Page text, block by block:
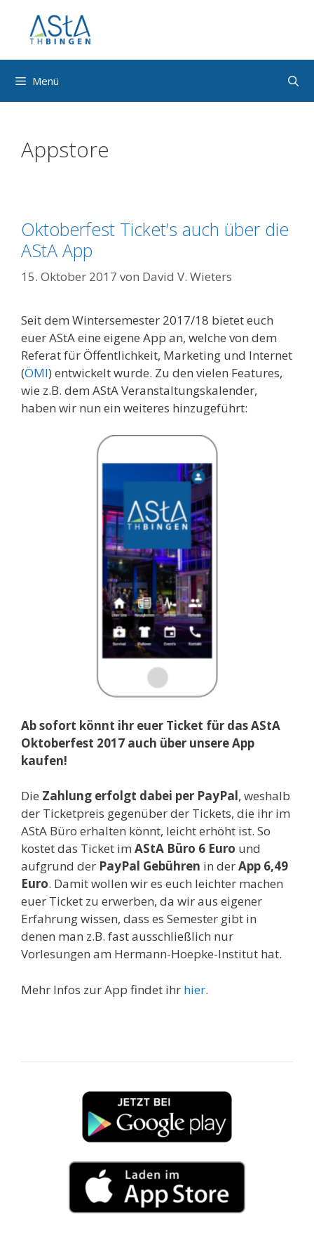
springen
Menü
Appstore
Oktoberfest Ticket’s auch über die
AStA App
15. Oktober 2017 von David V. Wieters
Seit dem Wintersemester 2017/18 bietet euch
euer AStA eine eigene App an, welche von dem
Referat für Öffentlichkeit, Marketing und Internet
(ÖMI) entwickelt wurde. Zu den vielen Features,
wie z.B. dem AStA Veranstaltungskalender,
haben wir nun ein weiteres hinzugeführt:
Ab sofort könnt ihr euer Ticket für das AStA
Oktoberfest 2017 auch über unsere App
kaufen!
Die Zahlung erfolgt dabei per PayPal, weshalb
der Ticketpreis gegenüber der Tickets, die ihr im
AStA Büro erhalten könnt, leicht erhöht ist. So
kostet das Ticket im AStA Büro 6 Euro und
aufgrund der PayPal Gebühren in derApp 6,49
Euro. Damit wollen wir es euch leichter machen
euer Ticket zu erwerben, da wir aus eigener
Erfahrung wissen, dass es Semester gibt in
denen man z.B. fast ausschließlich nur
Vorlesungen am Hermann-Hoepke-Institut hat.
Mehr Infos zur App findet ihr hier.